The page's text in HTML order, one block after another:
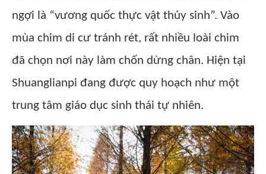
ngợi là “vương quốc thực vật thủy sinh”. Vào
mùa chim di cư tránh rét, rất nhiều loài chim
đã chọn nơi này làm chốn dừng chân. Hiện tại
Shuanglianpi đang được quy hoạch như một
trung tâm giáo dục sinh thái tự nhiên.